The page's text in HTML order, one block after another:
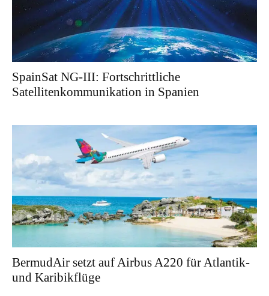
SpainSat NG-III: Fortschrittliche
Satellitenkommunikation in Spanien
BermudAir setzt auf Airbus A220 für Atlantik-
und Karibikflüge